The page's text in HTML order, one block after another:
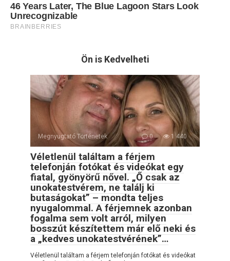
Ön is Kedvelheti
Megnyugtató Történetek 0 1 440
Véletlenül találtam a férjem
telefonján fotókat és videókat egy
fiatal, gyönyörű nővel. „Ő csak az
unokatestvérem, ne találj ki
butaságokat” – mondta teljes
nyugalommal. A férjemnek azonban
fogalma sem volt arról, milyen
bosszút készítettem már elő neki és
a „kedves unokatestvérének”…
Véletlenül találtam a férjem telefonján fotókat és videókat